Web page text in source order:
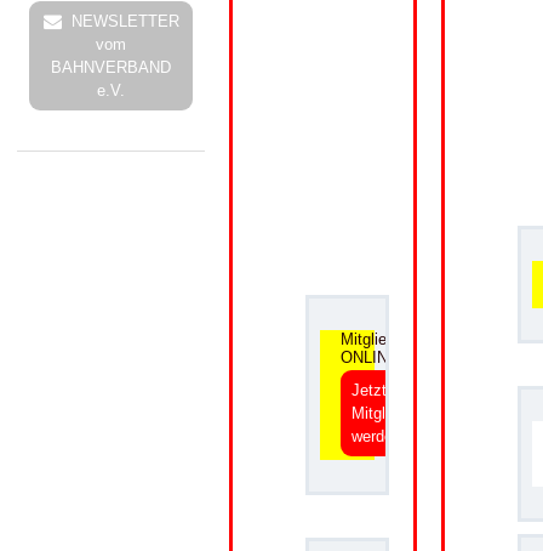
NEWSLETTER
vom
BAHNVERBAND
e.V.
Mitgliedsantrag
ONLINE
Jetzt
Mitglied
werden